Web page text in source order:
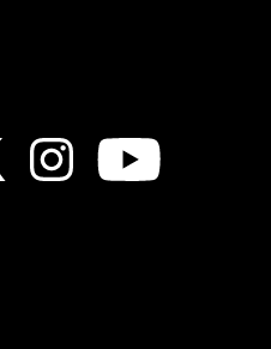
InstagramYoutube